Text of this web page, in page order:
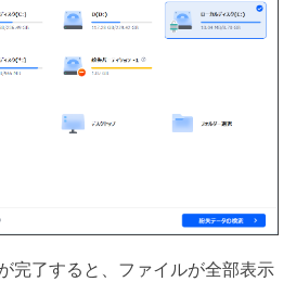
完了すると、ファイルが全部表示